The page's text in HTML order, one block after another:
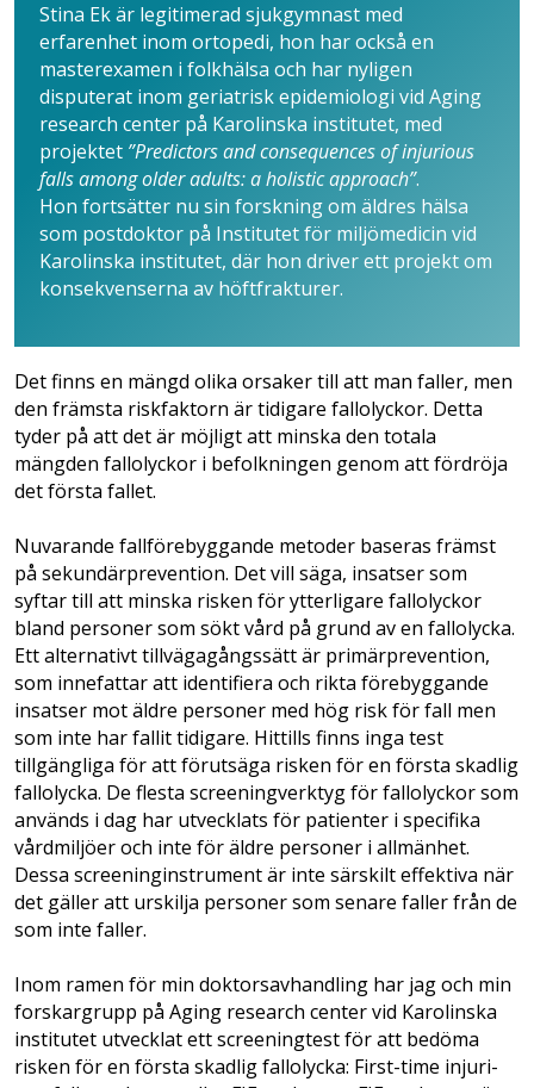
Stina Ek är legitimerad sjukgymnast med
erfarenhet inom ortopedi, hon har också en
masterexamen i folkhälsa och har nyligen
disputerat inom geriatrisk epidemiologi vid Aging
research center på Karolinska institutet, med
projektet ”Predictors and consequences of injurious
falls among older adults: a holistic approach”.
Hon fortsätter nu sin forskning om äldres hälsa
som postdoktor på Institutet för miljömedicin vid
Karolinska institutet, där hon driver ett projekt om
konsekvenserna av höftfrakturer.
Det finns en mängd olika orsaker till att man faller, men
den främsta riskfaktorn är tidigare fallolyckor. Detta
tyder på att det är möjligt att minska den totala
mängden fall­olyckor i befolkningen genom att fördröja
det första fallet.
Nuvarande fallförebyggande metoder baseras främst
på sekundärprevention. Det vill säga, insatser som
syftar till att minska risken för ytterligare fallolyckor
bland personer som sökt vård på grund av en fallolycka.
Ett alternativt tillvägagångssätt är primärprevention,
som innefattar att identifiera och rikta förebyggande
insatser mot äldre personer med hög risk för fall men
som inte har fallit tidigare. Hittills finns inga test
tillgängliga för att förutsäga risken för en första skadlig
fallolycka. De flesta screeningverktyg för fallolyckor som
används i dag har utvecklats för patienter i specifika
vårdmiljöer och inte för äldre personer i allmänhet.
Dessa screeninginstrument är inte särskilt effektiva när
det gäller att urskilja personer som senare faller från de
som inte faller.
Inom ramen för min doktorsavhandling har jag och min
forskargrupp på Aging research center vid Karolinska
institutet utvecklat ett screeningtest för att bedöma
risken för en första skadlig fallolycka: First-time injuri­